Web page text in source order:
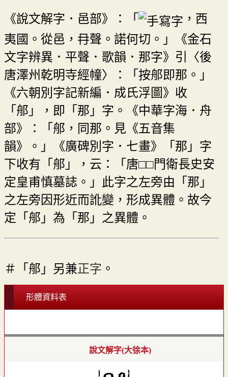
《說文解字．邑部》：「
，西
夷國。從邑，冄聲。諾何切。」《金石
文字辨異．平聲．歌韻．那字》引〈後
唐澤州乾明寺經幢〉：「按郍即那。」
《六朝別字記新編．成氏浮圖》收
「郍」，即「那」字。《中華字海．舟
部》：「郍，同那。見《五音集
韻》。」《廣碑別字．七畫》「那」字
下收有「郍」，云：「唐□□門衛長史安
定皇甫慎墓誌。」此字之左旁由「那」
之左旁因形近而訛變，形成異體。故今
定「郍」為「那」之異體。
＃「郍」另兼正字 。
形體資料表
說文解字(大徐本)